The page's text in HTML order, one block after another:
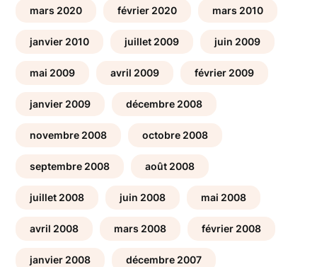
mars 2020 février 2020 mars 2010
janvier 2010 juillet 2009 juin 2009
mai 2009 avril 2009 février 2009
janvier 2009 décembre 2008
novembre 2008 octobre 2008
septembre 2008 août 2008
juillet 2008 juin 2008 mai 2008
avril 2008 mars 2008 février 2008
janvier 2008 décembre 2007